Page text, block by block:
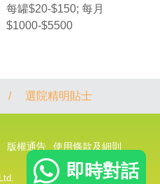
每罐$20-$150; 每月
$1000-$5500
/ 選院精明貼士
版權通告 使用條款及細則
即時對話